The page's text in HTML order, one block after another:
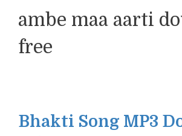
ambe maa aarti
free
Bhakti Song MP3